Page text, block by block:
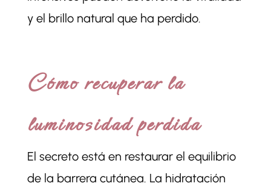
y el brillo natural que ha perdido.
Cómo recuperar la
luminosidad perdida
El secreto está en restaurar el equilibrio
de la barrera cutánea. La hidratación